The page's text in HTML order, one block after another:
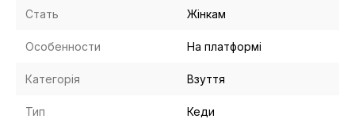
Стать Жінкам
Особенности На платформі
Категорія Взуття
Тип Кеди